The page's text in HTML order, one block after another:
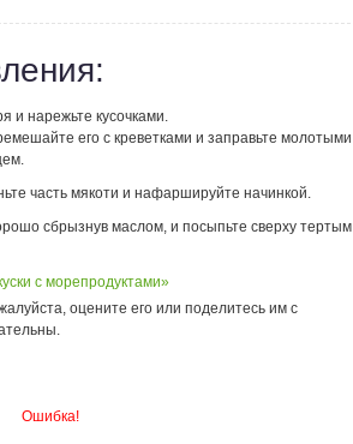
и нарежьте кусочками.
его с креветками и заправьте молотыми
часть мякоти и нафаршируйте начинкой.
сбрызнув маслом, и посыпьте сверху тертым
с морепродуктами»
оцените его или поделитесь им с
Ошибка!